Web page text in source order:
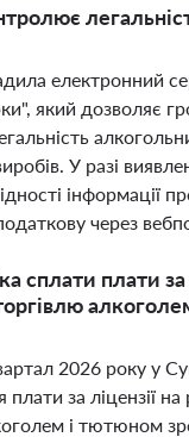
електронний
який дозволяє
У разі
інформації
через
сплати плати за
2026 року у
за ліцензії на
і тютюном